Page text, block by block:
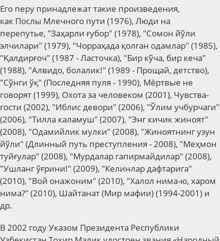
Его перу принадлежат такие произведения,
как Послы Млечного пути (1976), Люди на
перепутье, "Заҳарли ғубор" (1978), "Сомон йўли
элчилари" (1979), "Чорраҳада қолган одамлар" (1985),
"Қалдирғоч" (1987 - Ласточка), "Бир кўча, бир кеча"
(1988), "Алвидо, болалик!" (1989 - Прощай, детство),
"Сўнги ўқ" (Последняя пуля - 1990), Мёртвые не
говорят (1999), Охота за человеком (2001), Чувства-
гости (2002), "Иблис девори" (2006), "Ўлим учбурчаги"
(2006), "Тилла каламуш" (2007), "Энг кичик жиноят"
(2008), "Одамийлик мулки" (2008), "Жиноятнинг узун
йўли" (Длинный путь преступления - 2008), "Меҳмон
туйғулар" (2008), "Мурдалар гапирмайдилар" (2008),
"Ушланг ўғрини!" (2009), "Келинлар дафтарига"
(2010), "Вой онажоним" (2010), "Халол нима-ю, харом
нима?" (2010), Шайтанат (Мир мафии) (1994-2001) и
др.
В 2002 году Указом Президента Республики